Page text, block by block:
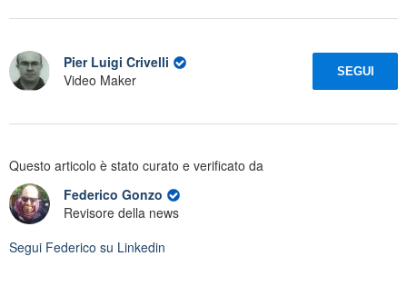
Pier Luigi Crivelli
Video Maker
SEGUI
Questo articolo è stato curato e verificato da
Federico Gonzo
Revisore della news
Segui Federico su Linkedin